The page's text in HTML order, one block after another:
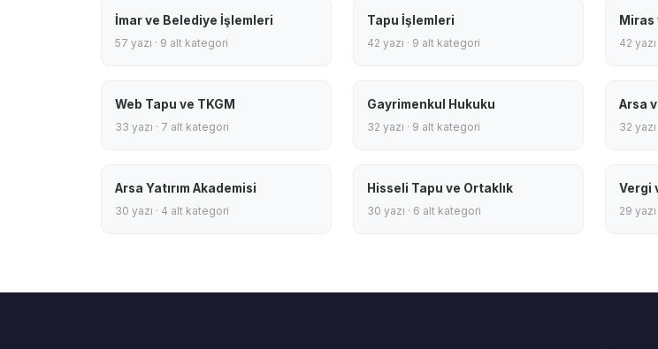
İmar ve Belediye İşlemleri
57 yazı · 9 alt kategori
Tapu İşlemleri
42 yazı · 9 alt kategori
Miras
42
Web Tapu ve TKGM
33 yazı · 7 alt kategori
Gayrimenkul Hukuku
32 yazı · 9 alt kategori
Arsa
32
Arsa Yatırım Akademisi
30 yazı · 4 alt kategori
Hisseli Tapu ve Ortaklık
30 yazı · 6 alt kategori
Vergi
29